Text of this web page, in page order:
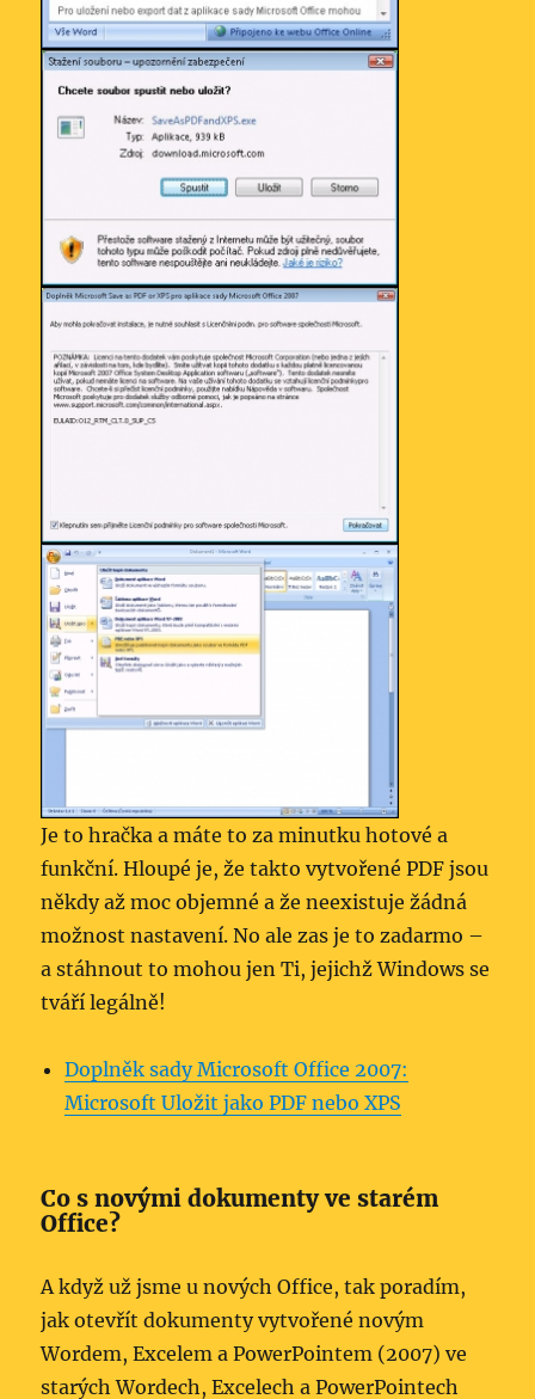
Je to hračka a máte to za minutku hotové a
funkční. Hloupé je, že takto vytvořené PDF jsou
někdy až moc objemné a že neexistuje žádná
možnost nastavení. No ale zas je to zadarmo –
a stáhnout to mohou jen Ti, jejichž Windows se
tváří legálně!
Doplněk sady Microsoft Office 2007:
Microsoft Uložit jako PDF nebo XPS
Co s novými dokumenty ve starém
Office?
A když už jsme u nových Office, tak poradím,
jak otevřít dokumenty vytvořené novým
Wordem, Excelem a PowerPointem (2007) ve
starých Wordech, Excelech a PowerPointech